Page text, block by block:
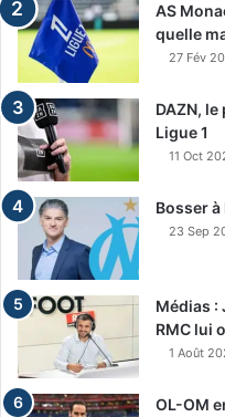
AS
quelle
27 Fév
DAZN,
Ligue 1
11 Oct
Bosser à
23 Sep
Médias :
RMC lui
1 Août
OL-OM